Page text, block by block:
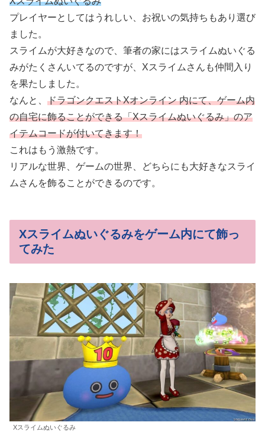
プレイヤーとしてはうれしい、お祝いの気持ちもあり選び
ました。
スライムが大好きなので、筆者の家にはスライムぬいぐる
みがたくさんいてるのですが、Xスライムさんも仲間入り
を果たしました。
なんと、 ドラゴンクエストXオンライン 内にて、ゲーム内
の自宅に飾ることができる「Xスライムぬいぐるみ」のア
イテムコードが付いてきます！
これはもう激熱です。
リアルな世界、ゲームの世界、どちらにも大好きなスライ
ムさんを飾ることができるのです。
Xスライムぬいぐるみをゲーム内にて飾っ
てみた
Xスライムぬいぐるみ